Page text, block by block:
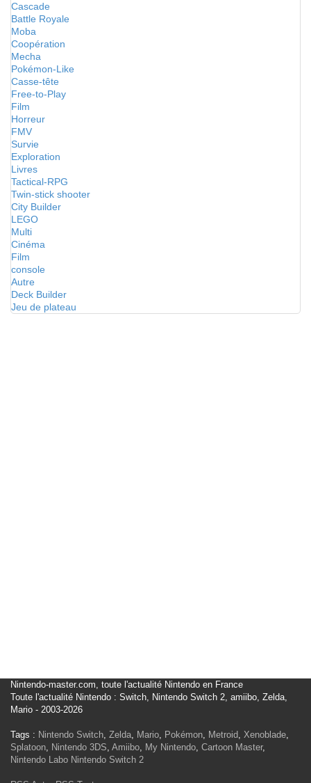
Cascade
Battle Royale
Moba
Coopération
Mecha
Pokémon-Like
Casse-tête
Free-to-Play
Film
Horreur
FMV
Survie
Exploration
Livres
Tactical-RPG
Twin-stick shooter
City Builder
LEGO
Multi
Cinéma
Film
console
Autre
Deck Builder
Jeu de plateau
Nintendo-master.com, toute l'actualité Nintendo en France
Toute l'actualité Nintendo : Switch, Nintendo Switch 2, amiibo, Zelda,
Mario - 2003-2026
Tags : Nintendo Switch, Zelda, Mario, Pokémon, Metroid, Xenoblade,
Splatoon, Nintendo 3DS, Amiibo, My Nintendo, Cartoon Master,
Nintendo Labo Nintendo Switch 2